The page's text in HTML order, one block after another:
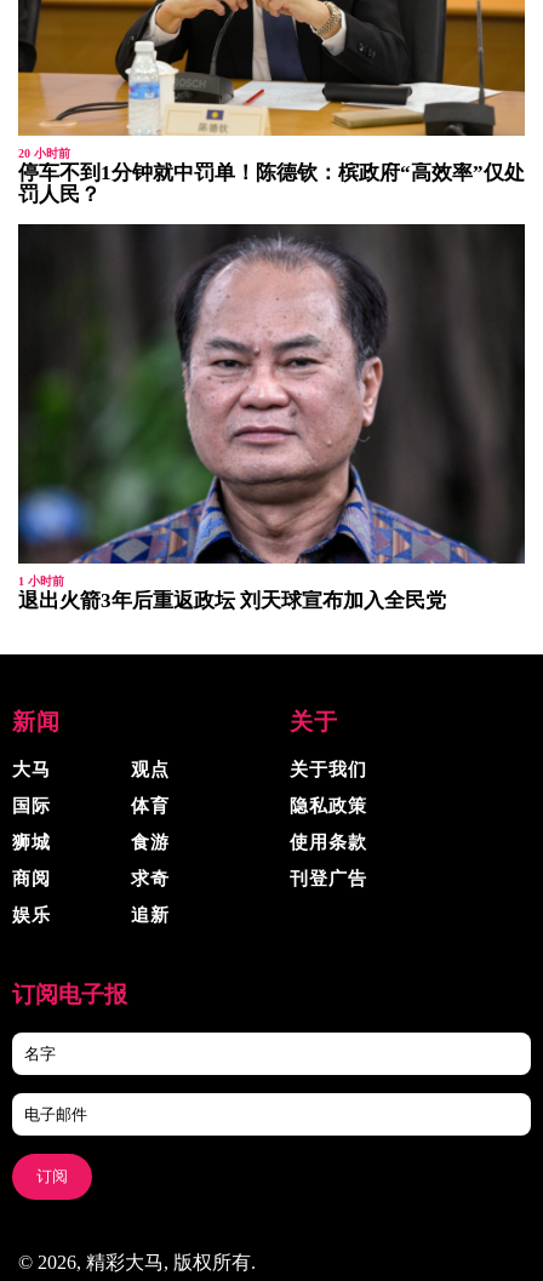
20 小时前
停车不到1分钟就中罚单！陈德钦：槟政府“高效率”仅处
罚人民？
1 小时前
退出火箭3年后重返政坛 刘天球宣布加入全民党
新闻
大马
国际
狮城
商阅
娱乐
观点
体育
食游
求奇
追新
关于
关于我们
隐私政策
使用条款
刊登广告
订阅电子报
订阅
© 2026, 精彩大马, 版权所有.